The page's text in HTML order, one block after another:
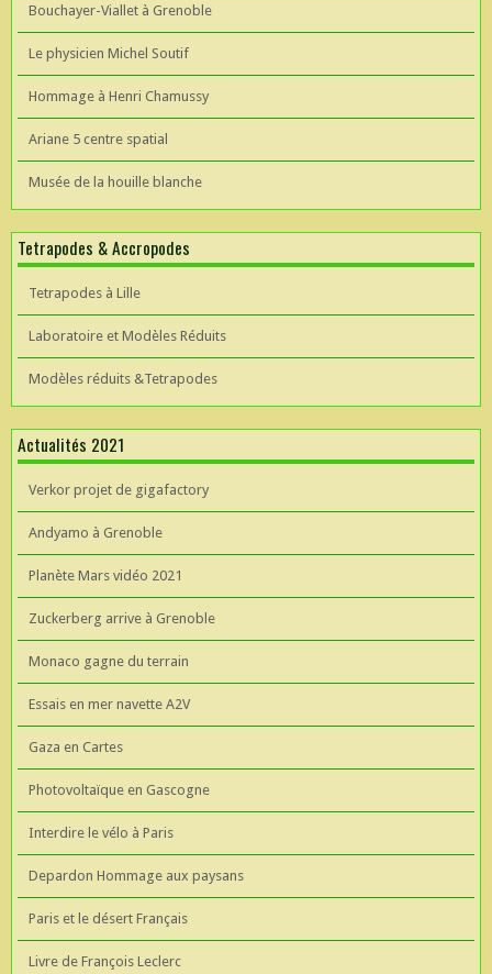
Bouchayer-Viallet à Grenoble
Le physicien Michel Soutif
Hommage à Henri Chamussy
Ariane 5 centre spatial
Musée de la houille blanche
Tetrapodes & Accropodes
Tetrapodes à Lille
Laboratoire et Modèles Réduits
Modèles réduits &Tetrapodes
Actualités 2021
Verkor projet de gigafactory
Andyamo à Grenoble
Planète Mars vidéo 2021
Zuckerberg arrive à Grenoble
Monaco gagne du terrain
Essais en mer navette A2V
Gaza en Cartes
Photovoltaïque en Gascogne
Interdire le vélo à Paris
Depardon Hommage aux paysans
Paris et le désert Français
Livre de François Leclerc